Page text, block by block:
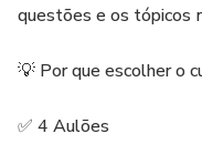
questões e os tópicos
💡 Por que escolher o
✅ 4 Aulões